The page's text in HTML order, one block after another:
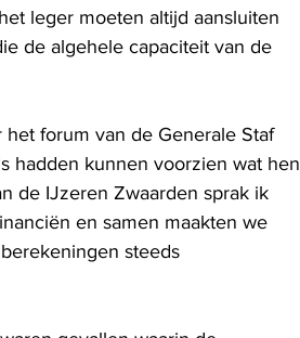
leger moeten altijd aansluiten
de algehele capaciteit van de
forum van de Generale Staf
hadden kunnen voorzien wat hen
de IJzeren Zwaarden sprak ik
en samen maakten we
steeds